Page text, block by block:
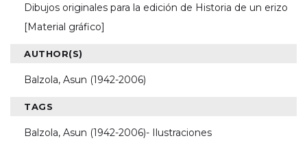
Dibujos originales para la edición de Historia de un erizo
[Material gráfico]
AUTHOR(S)
Balzola, Asun (1942-2006)
TAGS
Balzola, Asun (1942-2006)- Ilustraciones